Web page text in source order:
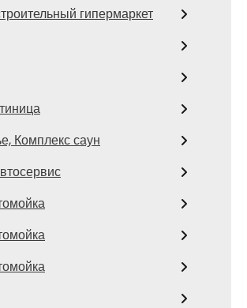
гипермаркет
Комплекс саун